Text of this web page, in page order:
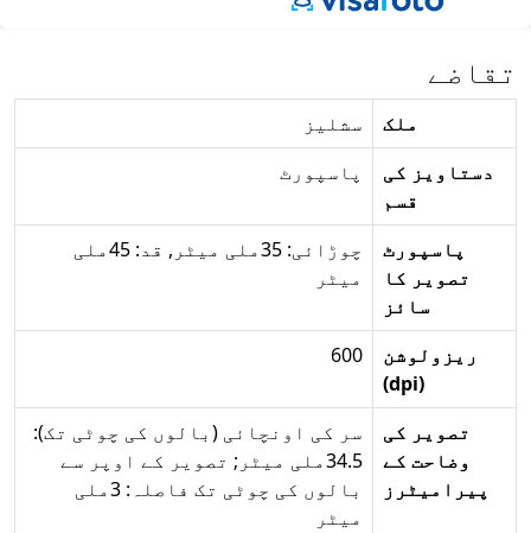
تقاضے
ملک
سشلیز
دستاویز کی
قسم
پاسپورٹ
پاسپورٹ
تصویر کا
سائز
چوڑائی: 35ملی میٹر, قد: 45ملی
میٹر
ریزولوشن
(dpi)
600
تصویر کی
وضاحت کے
پیرامیٹرز
سر کی اونچائی (بالوں کی چوٹی تک):
34.5ملی میٹر; تصویر کے اوپر سے
بالوں کی چوٹی تک فاصلہ: 3ملی
میٹر